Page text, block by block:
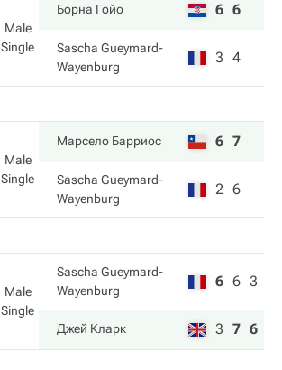
Male
Single
Борна Гойо 6 6
Sascha Gueymard-
Wayenburg
3 4
Male
Single
Марсело Барриос 6 7
Sascha Gueymard-
Wayenburg
2 6
Male
Single
Sascha Gueymard-
Wayenburg
6 6 3
Джей Кларк 3 7 6